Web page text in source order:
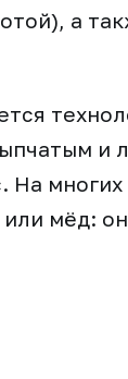
а
и
На
мёд: